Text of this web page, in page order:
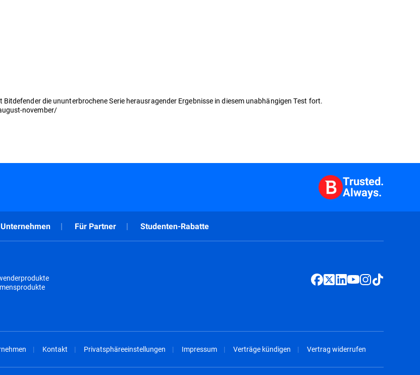
die ununterbrochene Serie herausragender Ergebnisse in diesem unabhängigen Test fort.
november/
Trusted.
Always.
Für Partner Studenten-Rabatte
Kontakt Privatsphäreeinstellungen Impressum Verträge kündigen Vertrag widerrufen